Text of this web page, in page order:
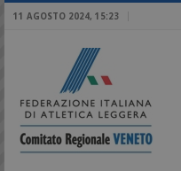
11 AGOSTO 2024, 15:23